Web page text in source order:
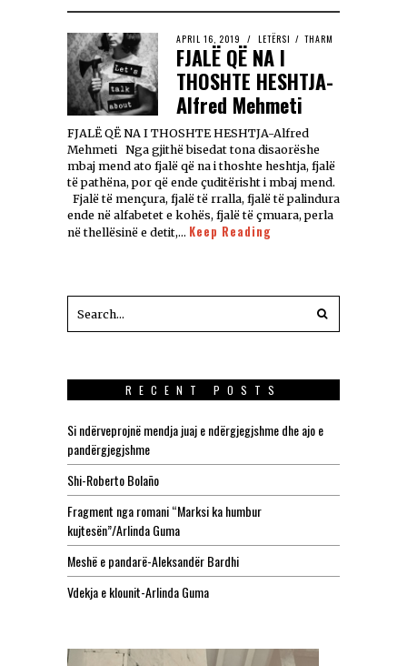
APRIL 16, 2019 LETËRSI / THARM
FJALË QË NA I
THOSHTE HESHTJA-
Alfred Mehmeti
FJALË QË NA I THOSHTE HESHTJA-Alfred
Mehmeti Nga gjithë bisedat tona disaorëshe
mbaj mend ato fjalë që na i thoshte heshtja, fjalë
të pathëna, por që ende çuditërisht i mbaj mend.
Fjalë të mençura, fjalë të rralla, fjalë të palindura
ende në alfabetet e kohës, fjalë të çmuara, perla
në thellësinë e detit,… Keep Reading
RECENT POSTS
Si ndërveprojnë mendja juaj e ndërgjegjshme dhe ajo e
pandërgjegjshme
Shi-Roberto Bolaño
Fragment nga romani “Marksi ka humbur
kujtesën”/Arlinda Guma
Meshë e pandarë-Aleksandër Bardhi
Vdekja e klounit-Arlinda Guma